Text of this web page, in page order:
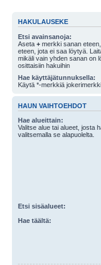
HAKULAUSEKE
Etsi avainsanoja:
Aseta + merkki sanan
eteen, jota ei saa löytyä.
mikäli vain yhden sanan on
osittaisiin hakuihin
Hae käyttäjätunnuksella:
Käytä *-merkkiä
HAUN VAIHTOEHDOT
Hae alueittain:
Valitse alue tai alueet, josta
valitsemalla se alapuolelta.
Etsi sisäalueet:
Hae täältä: